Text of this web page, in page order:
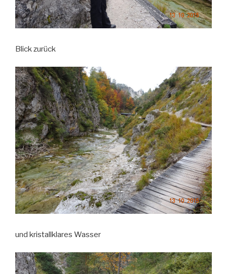
Blick zurück
und kristallklares Wasser